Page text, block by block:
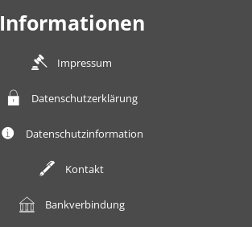
Informationen
Impressum
Datenschutzerklärung
Datenschutzinformation
Kontakt
Bankverbindung